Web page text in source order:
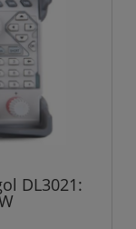
DL3021: